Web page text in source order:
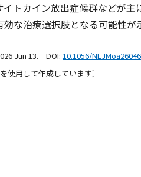
イトカイン放出症候群などが
な治療選択肢となる可能性が
Jun 13. DOI: 10.1056/
使用して作成しています〕